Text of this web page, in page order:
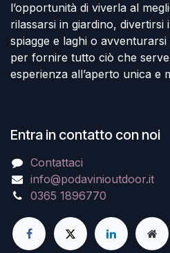
l’opportunità di viverla al
rilassarsi in giardino, divertirsi
spiagge e laghi o
per fornire tutto ciò che
esperienza all’aperto unica e
Entra in contatto con noi
Contattaci
info@podavinioutdoor.it
0365 1896770